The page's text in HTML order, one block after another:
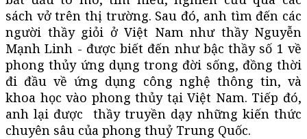
sách vở trên thị trường. Sau đó, anh tìm đến các
người thầy giỏi ở Việt Nam như thầy Nguyễn
Mạnh Linh - được biết đến như bậc thầy số 1 về
phong thủy ứng dụng trong đời sống, đồng thời
đi đầu về ứng dụng công nghệ thông tin, và
khoa học vào phong thủy tại Việt Nam. Tiếp đó,
anh lại được thầy truyền dạy những kiến thức
chuyên sâu của phong thuỷ Trung Quốc.